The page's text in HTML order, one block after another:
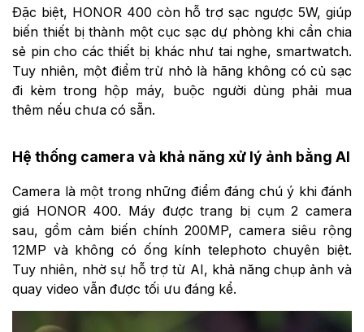
Đặc biệt, HONOR 400 còn hỗ trợ sạc ngược 5W, giúp
biến thiết bị thành một cục sạc dự phòng khi cần chia
sẻ pin cho các thiết bị khác như tai nghe, smartwatch.
Tuy nhiên, một điểm trừ nhỏ là hãng không có củ sạc
đi kèm trong hộp máy, buộc người dùng phải mua
thêm nếu chưa có sẵn.
Hệ thống camera và khả năng xử lý ảnh bằng AI
Camera là một trong những điểm đáng chú ý khi đánh
giá HONOR 400. Máy được trang bị cụm 2 camera
sau, gồm cảm biến chính 200MP, camera siêu rộng
12MP và không có ống kính telephoto chuyên biệt.
Tuy nhiên, nhờ sự hỗ trợ từ AI, khả năng chụp ảnh và
quay video vẫn được tối ưu đáng kể.